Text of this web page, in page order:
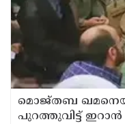
മൊജ്തബ
പുറത്തുവിട്ട് ഇറാന്‍